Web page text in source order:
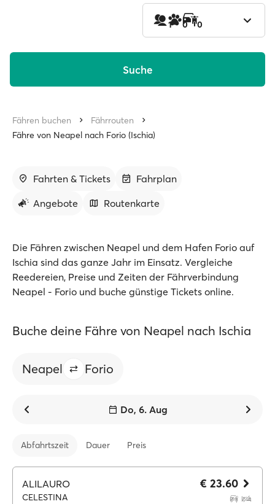
1 0 0
Suche
Fähren buchen
Fährrouten
Fähre von Neapel nach Forio (Ischia)
Fahrten & Tickets
Fahrplan
Angebote
Routenkarte
Die Fähren zwischen Neapel und dem Hafen Forio auf
Ischia sind das ganze Jahr im Einsatz. Vergleiche
Reedereien, Preise und Zeiten der Fährverbindung
Neapel - Forio und buche günstige Tickets online.
Buche deine Fähre von Neapel nach Ischia
Neapel Forio
Do, 6. Aug
Abfahrtszeit Dauer Preis
ALILAURO
CELESTINA
€ 23.60